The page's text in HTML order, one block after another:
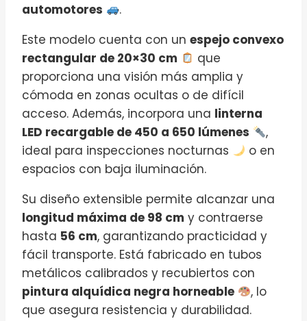
automotores
.
Este modelo cuenta con un espejo convexo
rectangular de 20×30 cm
que
proporciona una visión más amplia y
cómoda en zonas ocultas o de difícil
acceso. Además, incorpora una linterna
LED recargable de 450 a 650 lúmenes
,
ideal para inspecciones nocturnas
o en
espacios con baja iluminación.
Su diseño extensible permite alcanzar una
longitud máxima de 98 cm y contraerse
hasta 56 cm, garantizando practicidad y
fácil transporte. Está fabricado en tubos
metálicos calibrados y recubiertos con
pintura alquídica negra horneable
, lo
que asegura resistencia y durabilidad.